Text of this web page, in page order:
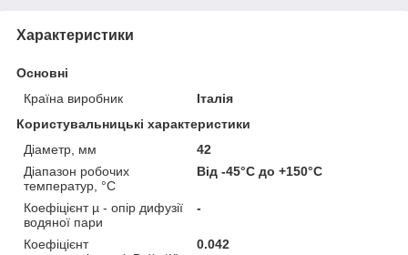
Характеристики
Основні
Країна виробник
Італія
Користувальницькі характеристики
Діаметр, мм
42
Діапазон робочих
температур, °С
Від -45°С до +150°С
Коефіцієнт µ - опір дифузії
водяної пари
-
Коефіцієнт
0.042